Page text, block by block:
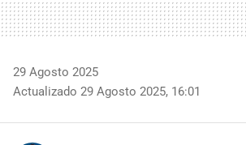
29 Agosto 2025
Actualizado 29 Agosto 2025, 16:01